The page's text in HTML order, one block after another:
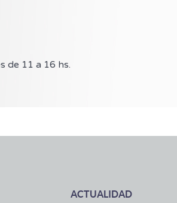
de 11 a 16 hs.
ACTUALIDAD